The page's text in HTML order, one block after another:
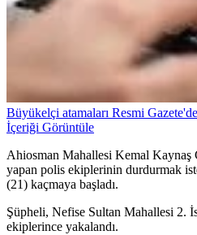
Büyükelçi atamaları Resmi Gazete'de
İçeriği Görüntüle
Ahiosman Mahallesi Kemal Kaynaş
yapan polis ekiplerinin durdurmak
(21) kaçmaya başladı.
Şüpheli, Nefise Sultan Mahallesi 2.
ekiplerince yakalandı.